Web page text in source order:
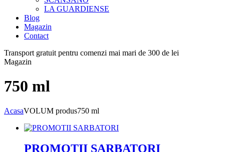
LA GUARDIENSE
Blog
Magazin
Contact
Transport gratuit pentru comenzi mai mari de 300 de lei
Magazin
750 ml
AcasaVOLUM produs750 ml
PROMOTII SARBATORI